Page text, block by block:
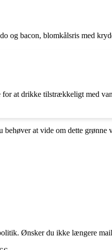
og bacon, blomkålsris med
at drikke tilstrækkeligt med
at vide om dette grønne
Ønsker du ikke længere